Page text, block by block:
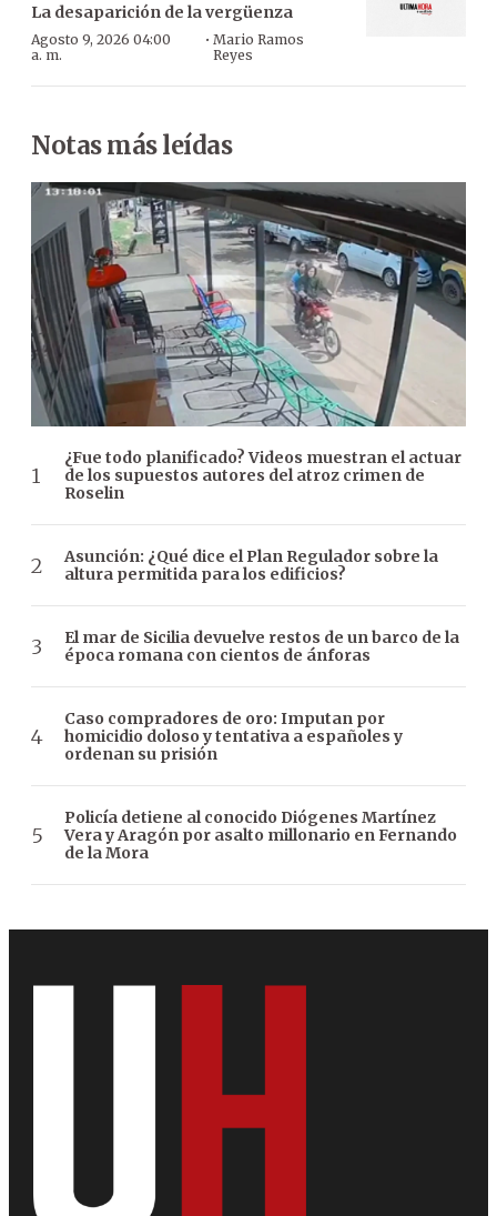
La desaparición de la vergüenza
Agosto 9, 2026 04:00
a. m.
· Mario Ramos
Reyes
Notas más leídas
¿Fue todo planificado? Videos muestran el actuar
de los supuestos autores del atroz crimen de
Roselin
Asunción: ¿Qué dice el Plan Regulador sobre la
altura permitida para los edificios?
El mar de Sicilia devuelve restos de un barco de la
época romana con cientos de ánforas
Caso compradores de oro: Imputan por
homicidio doloso y tentativa a españoles y
ordenan su prisión
Policía detiene al conocido Diógenes Martínez
Vera y Aragón por asalto millonario en Fernando
de la Mora